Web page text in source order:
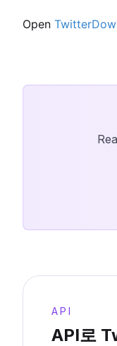
Open
API
API로